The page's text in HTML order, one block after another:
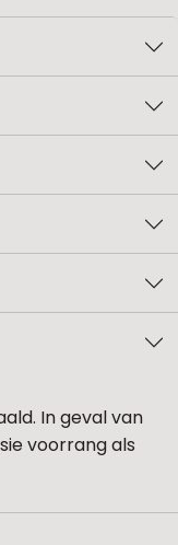
In geval van
voorrang als